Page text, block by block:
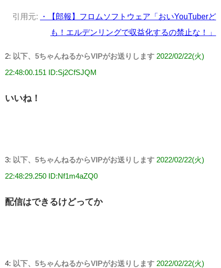
引用元:
・【郎報】フロムソフトウェア「おいYouTuberど
も！エルデンリングで収益化するの禁止な！」
2: 以下、5ちゃんねるからVIPがお送りします 2022/02/22(火)
22:48:00.151 ID:Sj2CfSJQM
いいね！
3: 以下、5ちゃんねるからVIPがお送りします 2022/02/22(火)
22:48:29.250 ID:Nf1m4aZQ0
配信はできるけどってか
4: 以下、5ちゃんねるからVIPがお送りします 2022/02/22(火)